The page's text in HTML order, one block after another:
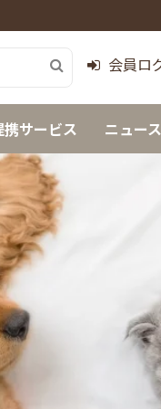
会員ロ
携サービス ニュース